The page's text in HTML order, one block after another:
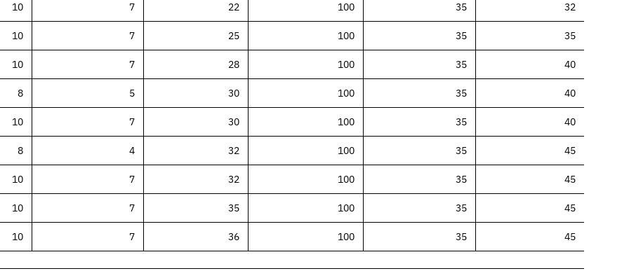
Auswahl
Einzelseiten
und Werkstoffe
10 7 22 100 35 32
10 7 25 100 35 35
10 7 28 100 35 40
8 5 30 100 35 40
10 7 30 100 35 40
8 4 32 100 35 45
10 7 32 100 35 45
10 7 35 100 35 45
10 7 36 100 35 45